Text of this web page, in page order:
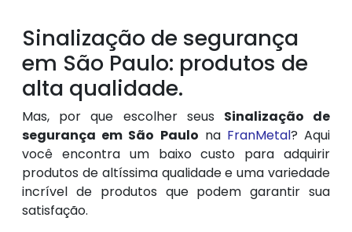
Sinalização de segurança
em São Paulo: produtos de
alta qualidade.
Mas, por que escolher seus Sinalização de
segurança em São Paulo na FranMetal? Aqui
você encontra um baixo custo para adquirir
produtos de altíssima qualidade e uma variedade
incrível de produtos que podem garantir sua
satisfação.